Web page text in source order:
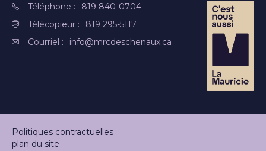
Téléphone :
819 840-0704
Télécopieur :
819 295-5117
Courriel :
info@mrcdeschenaux.ca
Politiques contractuelles
plan du site